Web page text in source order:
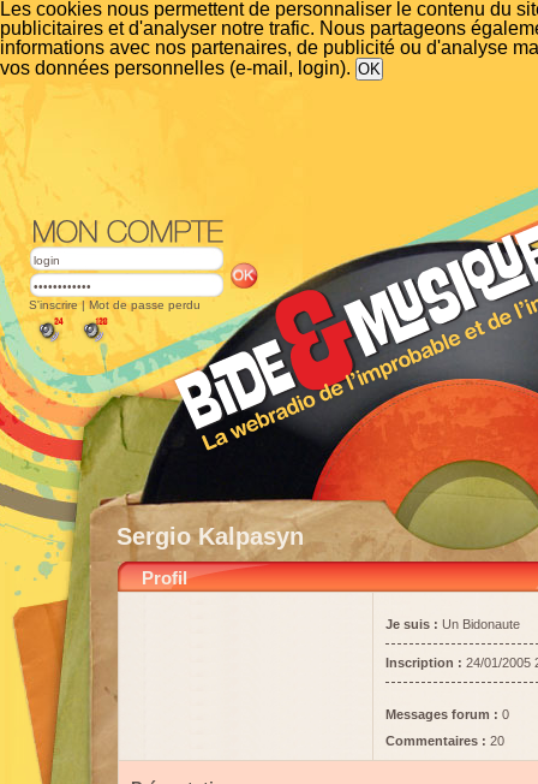
Les cookies nous permettent de personnaliser le contenu du
publicitaires et d'analyser notre trafic. Nous partageons
informations avec nos partenaires, de publicité ou d'analyse
vos données personnelles (e-mail, login).
S'inscrire | Mot de passe perdu
Sergio Kalpasyn
Profil
Je suis : Un Bidonaute
Inscription : 24/01/2005
Messages forum : 0
Commentaires : 20